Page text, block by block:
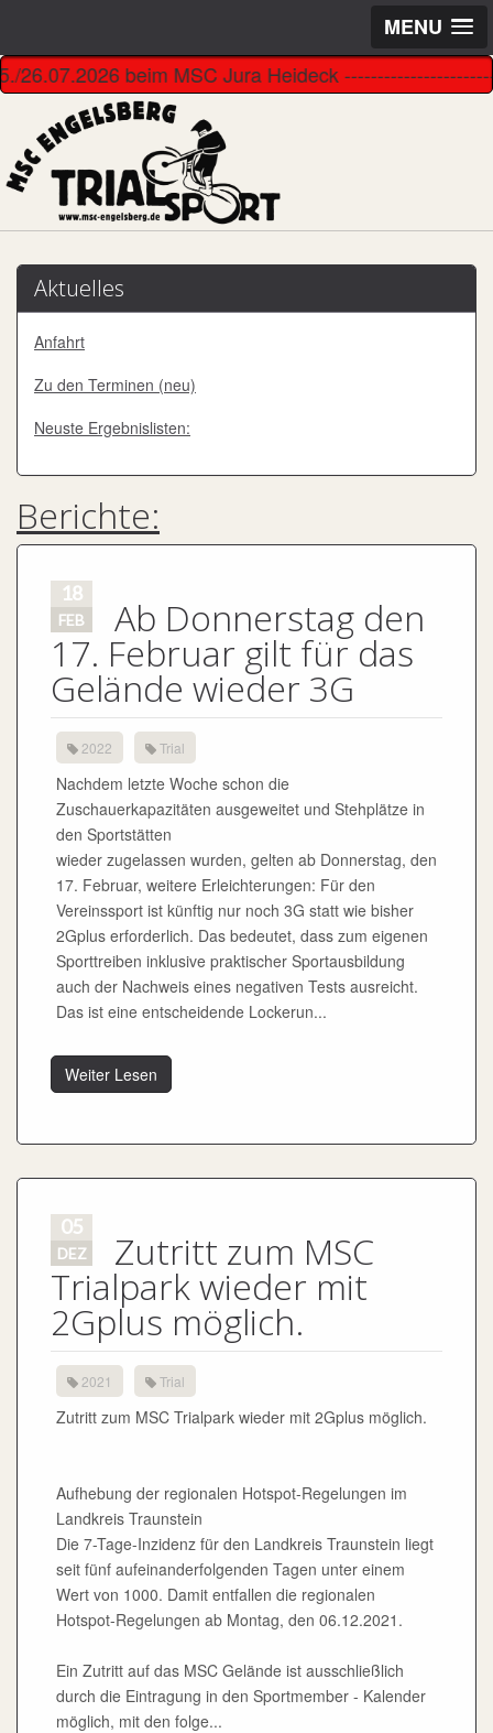
MENU
beim MSC Jura Heideck
Aktuelles
Anfahrt
Zu den Terminen (neu)
Neuste Ergebnislisten:
Berichte:
18
FEB Ab Donnerstag den
17. Februar gilt für das
Gelände wieder 3G
2022 Trial
Nachdem letzte Woche schon die
Zuschauerkapazitäten ausgeweitet und Stehplätze in
den Sportstätten
wieder zugelassen wurden, gelten ab Donnerstag, den
17. Februar, weitere Erleichterungen: Für den
Vereinssport ist künftig nur noch 3G statt wie bisher
2Gplus erforderlich. Das bedeutet, dass zum eigenen
Sporttreiben inklusive praktischer Sportausbildung
auch der Nachweis eines negativen Tests ausreicht.
Das ist eine entscheidende Lockerun...
Weiter Lesen
05
DEZ Zutritt zum MSC
Trialpark wieder mit
2Gplus möglich.
2021 Trial
Zutritt zum MSC Trialpark wieder mit 2Gplus möglich.
Aufhebung der regionalen Hotspot-Regelungen im
Landkreis Traunstein
Die 7-Tage-Inzidenz für den Landkreis Traunstein liegt
seit fünf aufeinanderfolgenden Tagen unter einem
Wert von 1000. Damit entfallen die regionalen
Hotspot-Regelungen ab Montag, den 06.12.2021.
Ein Zutritt auf das MSC Gelände ist ausschließlich
durch die Eintragung in den Sportmember - Kalender
möglich, mit den folge...